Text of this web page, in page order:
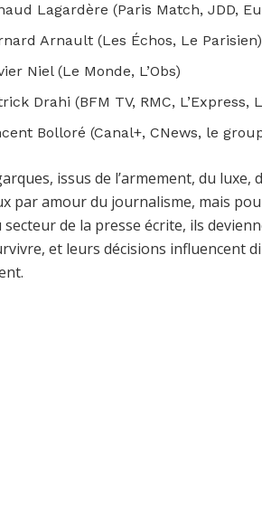
Lagardère (Paris Match, JDD,
Arnault (Les Échos, Le Parisien)
Niel (Le Monde, L’Obs)
Drahi (BFM TV, RMC, L’Express,
Bolloré (Canal+, CNews, le
issus de l’armement, du
par amour du journalisme, mais
secteur de la presse écrite, ils
et leurs décisions influencent